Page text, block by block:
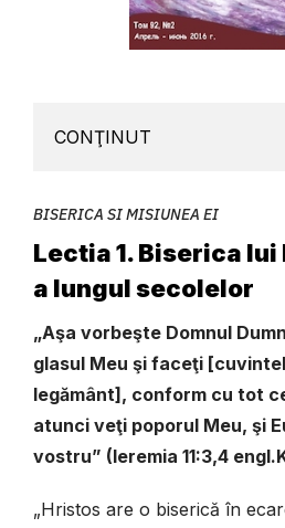
CONŢINUT
BISERICA SI MISIUNEA EI
Lectia 1. Biserica lui
a lungul secolelor
„Aşa vorbeşte Domnul
glasul Meu şi faceţi
legământ], conform cu tot
atunci veţi poporul Meu, şi
vostru” (Ieremia 11:3,4
„Hristos are o biserică în